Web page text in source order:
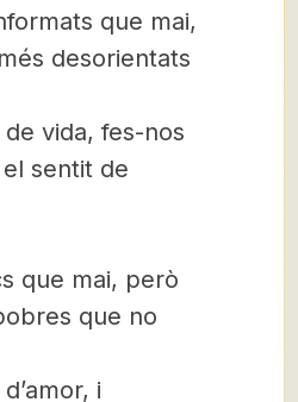
que mai,
desorientats
vida, fes-nos
sentit de
que mai, però
que no
i